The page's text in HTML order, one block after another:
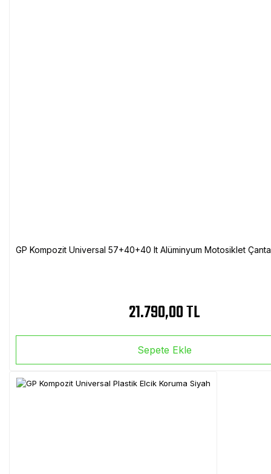
GP Kompozit Universal 57+40+40 lt Alüminyum Motosiklet
21.790,00 TL
Sepete Ekle